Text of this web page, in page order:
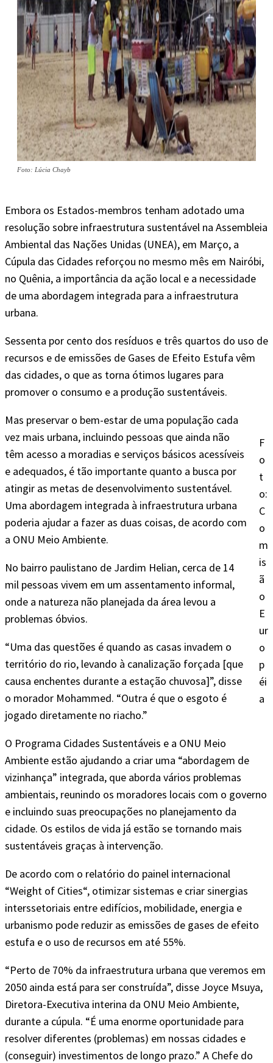
Foto: Lúcia Chayb
Embora os Estados-membros tenham adotado uma
resolução sobre infraestrutura sustentável na Assembleia
Ambiental das Nações Unidas (UNEA), em Março, a
Cúpula das Cidades reforçou no mesmo mês em Nairóbi,
no Quênia, a importância da ação local e a necessidade
de uma abordagem integrada para a infraestrutura
urbana.
Sessenta por cento dos resíduos e três quartos do uso de
recursos e de emissões de Gases de Efeito Estufa vêm
das cidades, o que as torna ótimos lugares para
promover o consumo e a produção sustentáveis.
F
o
t
o:
C
o
m
is
ã
o
E
ur
o
p
éi
a
Mas preservar o bem-estar de uma população cada
vez mais urbana, incluindo pessoas que ainda não
têm acesso a moradias e serviços básicos acessíveis
e adequados, é tão importante quanto a busca por
atingir as metas de desenvolvimento sustentável.
Uma abordagem integrada à infraestrutura urbana
poderia ajudar a fazer as duas coisas, de acordo com
a ONU Meio Ambiente.
No bairro paulistano de Jardim Helian, cerca de 14
mil pessoas vivem em um assentamento informal,
onde a natureza não planejada da área levou a
problemas óbvios.
“Uma das questões é quando as casas invadem o
território do rio, levando à canalização forçada [que
causa enchentes durante a estação chuvosa]”, disse
o morador Mohammed. “Outra é que o esgoto é
jogado diretamente no riacho.”
O Programa Cidades Sustentáveis e a ONU Meio
Ambiente estão ajudando a criar uma “abordagem de
vizinhança” integrada, que aborda vários problemas
ambientais, reunindo os moradores locais com o governo
e incluindo suas preocupações no planejamento da
cidade. Os estilos de vida já estão se tornando mais
sustentáveis graças à intervenção.
De acordo com o relatório do painel internacional
“Weight of Cities“, otimizar sistemas e criar sinergias
interssetoriais entre edifícios, mobilidade, energia e
urbanismo pode reduzir as emissões de gases de efeito
estufa e o uso de recursos em até 55%.
“Perto de 70% da infraestrutura urbana que veremos em
2050 ainda está para ser construída”, disse Joyce Msuya,
Diretora-Executiva interina da ONU Meio Ambiente,
durante a cúpula. “É uma enorme oportunidade para
resolver diferentes (problemas) em nossas cidades e
(conseguir) investimentos de longo prazo.” A Chefe do